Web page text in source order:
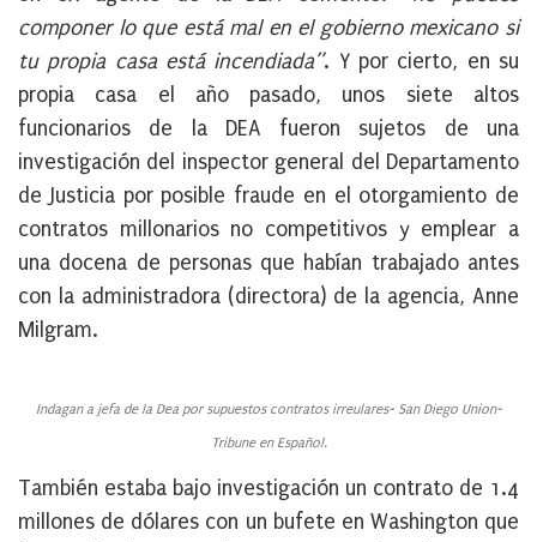
componer lo que está mal en el gobierno mexicano si
tu propia casa está incendiada”. Y por cierto, en su
propia casa el año pasado, unos siete altos
funcionarios de la DEA fueron sujetos de una
investigación del inspector general del Departamento
de Justicia por posible fraude en el otorgamiento de
contratos millonarios no competitivos y emplear a
una docena de personas que habían trabajado antes
con la administradora (directora) de la agencia, Anne
Milgram.
Indagan a jefa de la Dea por supuestos contratos irreulares- San Diego Union-
Tribune en Español.
También estaba bajo investigación un contrato de 1.4
millones de dólares con un bufete en Washington que